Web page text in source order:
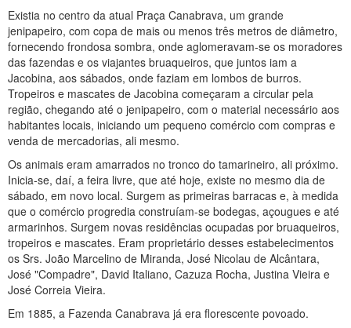
Existia no centro da atual Praça Canabrava, um grande
jenipapeiro, com copa de mais ou menos três metros de diâmetro,
fornecendo frondosa sombra, onde aglomeravam-se os moradores
das fazendas e os viajantes bruaqueiros, que juntos iam a
Jacobina, aos sábados, onde faziam em lombos de burros.
Tropeiros e mascates de Jacobina começaram a circular pela
região, chegando até o jenipapeiro, com o material necessário aos
habitantes locais, iniciando um pequeno comércio com compras e
venda de mercadorias, ali mesmo.
Os animais eram amarrados no tronco do tamarineiro, ali próximo.
Inicia-se, daí, a feira livre, que até hoje, existe no mesmo dia de
sábado, em novo local. Surgem as primeiras barracas e, à medida
que o comércio progredia construíam-se bodegas, açougues e até
armarinhos. Surgem novas residências ocupadas por bruaqueiros,
tropeiros e mascates. Eram proprietário desses estabelecimentos
os Srs. João Marcelino de Miranda, José Nicolau de Alcântara,
José "Compadre", David Italiano, Cazuza Rocha, Justina Vieira e
José Correia Vieira.
Em 1885, a Fazenda Canabrava já era florescente povoado.